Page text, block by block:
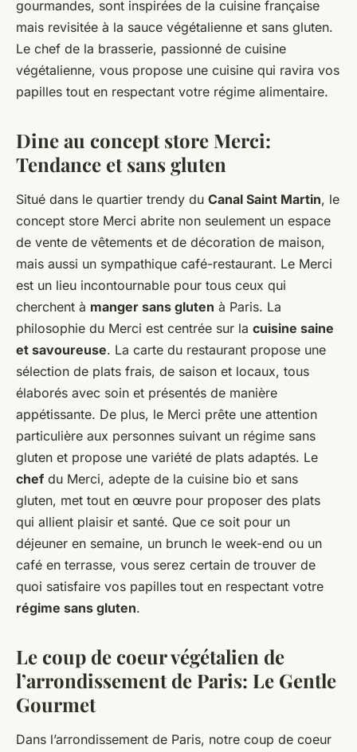
gourmandes, sont inspirées de la cuisine française
mais revisitée à la sauce végétalienne et sans gluten.
Le chef de la brasserie, passionné de cuisine
végétalienne, vous propose une cuisine qui ravira vos
papilles tout en respectant votre régime alimentaire.
Dine au concept store Merci:
Tendance et sans gluten
Situé dans le quartier trendy du Canal Saint Martin, le
concept store Merci abrite non seulement un espace
de vente de vêtements et de décoration de maison,
mais aussi un sympathique café-restaurant. Le Merci
est un lieu incontournable pour tous ceux qui
cherchent à manger sans gluten à Paris. La
philosophie du Merci est centrée sur la cuisine saine
et savoureuse. La carte du restaurant propose une
sélection de plats frais, de saison et locaux, tous
élaborés avec soin et présentés de manière
appétissante. De plus, le Merci prête une attention
particulière aux personnes suivant un régime sans
gluten et propose une variété de plats adaptés. Le
chef du Merci, adepte de la cuisine bio et sans
gluten, met tout en œuvre pour proposer des plats
qui allient plaisir et santé. Que ce soit pour un
déjeuner en semaine, un brunch le week-end ou un
café en terrasse, vous serez certain de trouver de
quoi satisfaire vos papilles tout en respectant votre
régime sans gluten.
Le coup de coeur végétalien de
l’arrondissement de Paris: Le Gentle
Gourmet
Dans l’arrondissement de Paris, notre coup de coeur